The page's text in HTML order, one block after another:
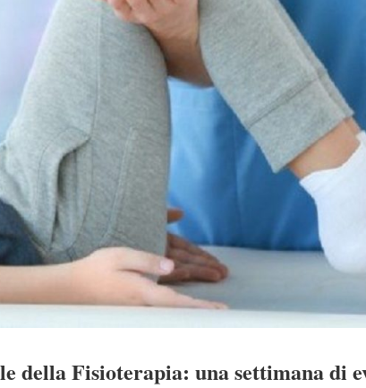
della Fisioterapia: una settimana di